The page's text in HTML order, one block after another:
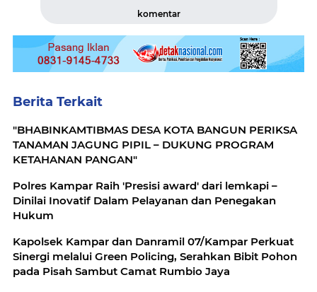
komentar
Berita Terkait
"BHABINKAMTIBMAS DESA KOTA BANGUN PERIKSA
TANAMAN JAGUNG PIPIL – DUKUNG PROGRAM
KETAHANAN PANGAN"
Polres Kampar Raih 'Presisi award' dari lemkapi –
Dinilai Inovatif Dalam Pelayanan dan Penegakan
Hukum
Kapolsek Kampar dan Danramil 07/Kampar Perkuat
Sinergi melalui Green Policing, Serahkan Bibit Pohon
pada Pisah Sambut Camat Rumbio Jaya